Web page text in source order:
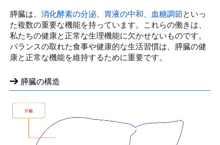
膵臓は、 消化酵素の分泌、胃液の中和、血糖調節といっ
た複数の重要な機能を持っています。これらの働きは、
私たちの健康と正常な生理機能に欠かせないものです。
バランスの取れた食事や健康的な生活習慣は、膵臓の健
康と正常な機能を維持するために重要です。
膵臓の構造